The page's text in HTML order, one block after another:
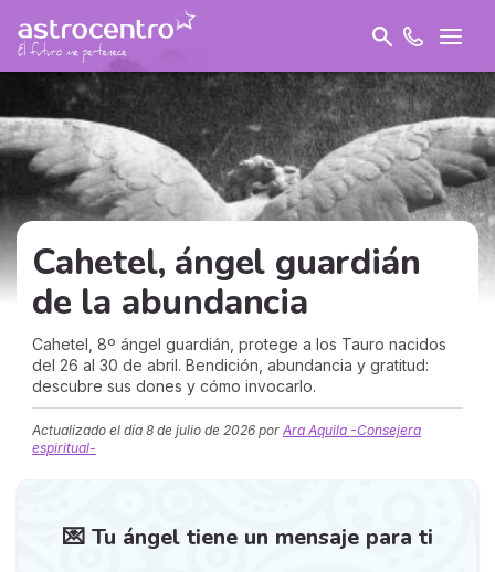
Cahetel, ángel guardián
de la abundancia
Cahetel, 8º ángel guardián, protege a los Tauro nacidos
del 26 al 30 de abril. Bendición, abundancia y gratitud:
descubre sus dones y cómo invocarlo.
Actualizado el día 8 de julio de 2026 por Ara Aquila -Consejera
espiritual-
💌 Tu ángel tiene un mensaje para ti